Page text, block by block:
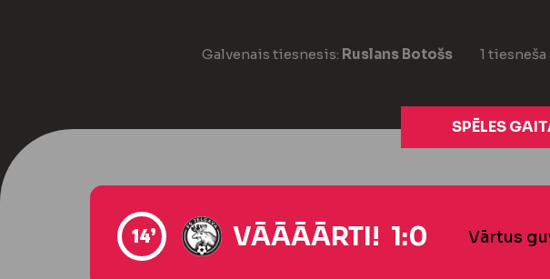
Galvenais tiesnesis: Ruslans Botošs 1
SPĒLES
14’ VĀĀĀĀRTI! 1:0 Vārtus